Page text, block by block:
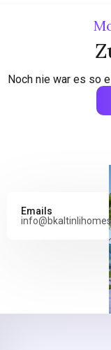
Noch nie war es so
Emails